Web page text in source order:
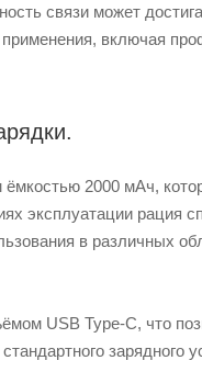
связи может
включая
2000 мАч,
эксплуатации рация
в различных
USB Type-C, что
зарядного